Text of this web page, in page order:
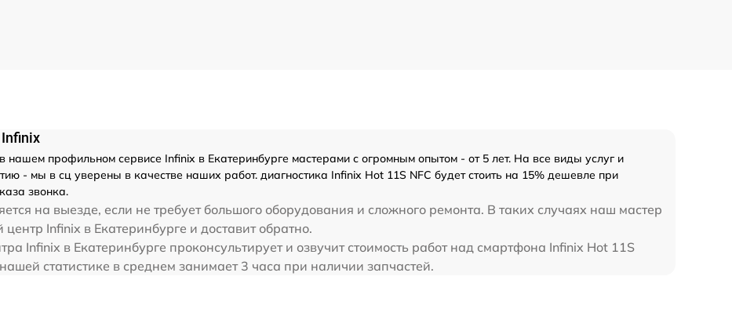
нашем профильном сервисе Infinix в Екатеринбурге мастерами с огромным опытом - от 5 лет. На все виды услуг и
- мы в сц уверены в качестве наших работ. диагностика Infinix Hot 11S NFC будет стоить на 15% дешевле при
звонка.
на выезде, если не требует большого оборудования и сложного ремонта. В таких случаях наш мастер
Infinix в Екатеринбурге и доставит обратно.
Infinix в Екатеринбурге проконсультирует и озвучит стоимость работ над смартфона Infinix Hot 11S
статистике в среднем занимает 3 часа при наличии запчастей.